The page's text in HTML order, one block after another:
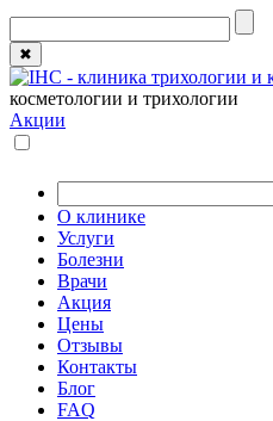
✖
косметологии и трихологии
Акции
О клинике
Услуги
Болезни
Врачи
Акция
Цены
Отзывы
Контакты
Блог
FAQ